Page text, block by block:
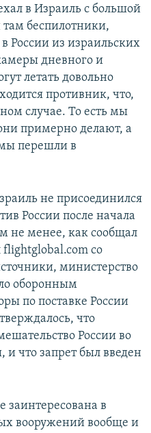
в Израиль с большой
беспилотники,
России из израильских
дневного и
летать довольно
противник, что,
случае. То есть мы
примерно делают, а
перешли в
не присоединился
России после начала
не менее, как сообщал
flightglobal.com со
министерство
оборонным
по поставке России
что
России во
что запрет был введен
заинтересована в
вооружений вообще и